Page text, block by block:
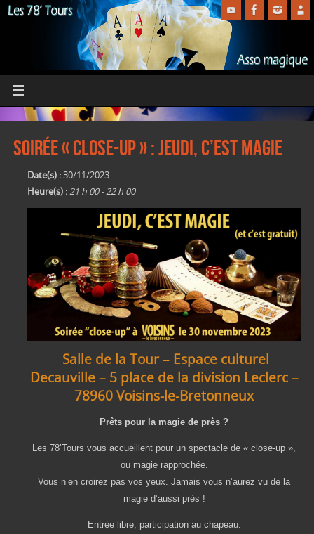
Soirée « close-up » : Jeudi, c’est magie
Date(s) :30/11/2023
Heure(s) :21 h 00 - 22 h 00
Salle de la Tour – Espace culturel
Decauville – 5 place de la division Leclerc –
78960 Voisins-le-Bretonneux
Prêts pour la magie de près ?
Les 78’Tours vous accueillent pour un spectacle de « close-up »,
ou magie rapprochée.
Vous n’en croirez pas vos yeux. Jamais vous n’aurez vu de la
magie d’aussi près !
Entrée libre, participation au chapeau.